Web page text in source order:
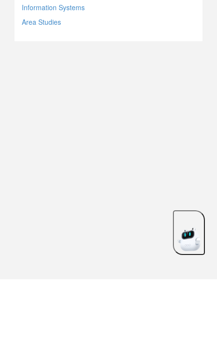
Information Systems
Area Studies